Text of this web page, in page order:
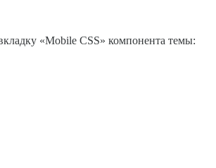
«Mobile CSS» компонента темы: